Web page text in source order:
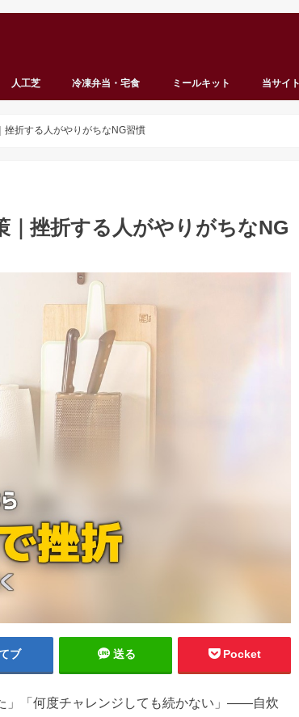
人工芝 冷凍弁当・宅食 ミールキット 当サイ
挫折する人がやりがちなNG習慣
｜挫折する人がやりがちなNG
ブ 送る Pocket
」「何度チャレンジしても続かない」——自炊